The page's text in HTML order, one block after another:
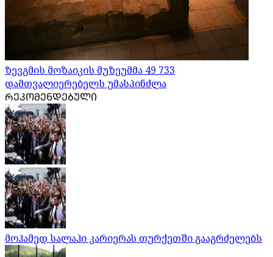
ზევგმის მოზაიკის მუზეუმმა 49 733
დამთვალიერებელს უმასპინძლა
ᲠᲔᲙᲝᲛᲔᲜᲓᲔᲑᲣᲚᲘ
მოჰამედ სალაჰი კარიერას თურქეთში გააგრძელებს